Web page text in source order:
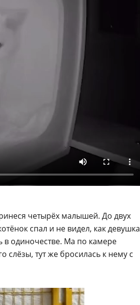
четырёх малышей. До двух
спал и не видел, как девушка
в одиночестве. Ма по камере
слёзы, тут же бросилась к нему с